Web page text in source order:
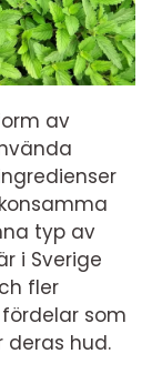
av
typ av
i Sverige
fler
som
deras hud.